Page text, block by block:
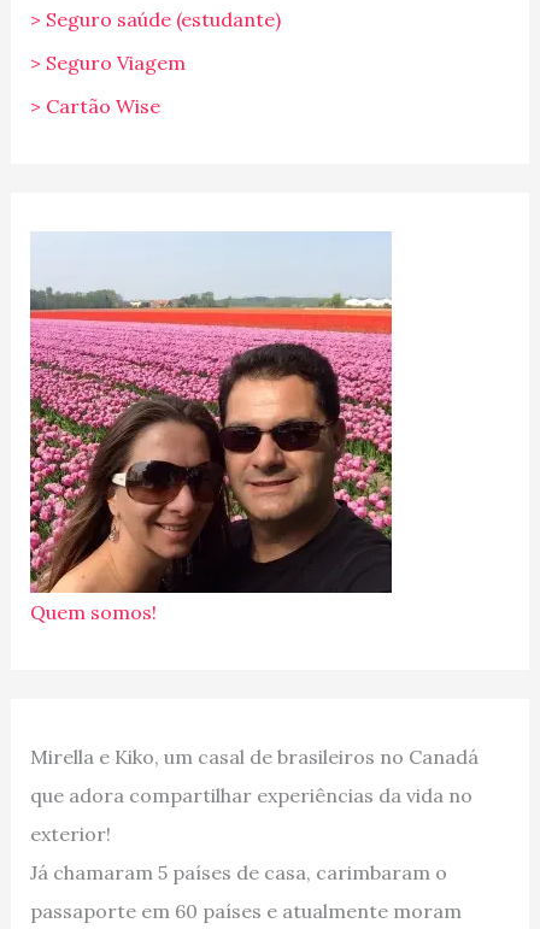
> Seguro saúde (estudante)
> Seguro Viagem
> Cartão Wise
Quem somos!
Mirella e Kiko, um casal de brasileiros no Canadá
que adora compartilhar experiências da vida no
exterior!
Já chamaram 5 países de casa, carimbaram o
passaporte em 60 países e atualmente moram